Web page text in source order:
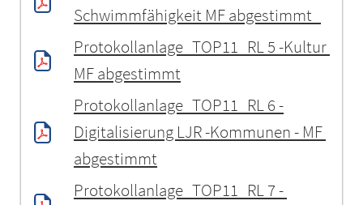
Schwimmfähigkeit MF abgestimmt_
Protokollanlage_TOP11_RL 5 -Kultur
MF abgestimmt
Protokollanlage_TOP11_RL 6 -
Digitalisierung LJR -Kommunen - MF
abgestimmt
Protokollanlage_TOP11_RL 7 -